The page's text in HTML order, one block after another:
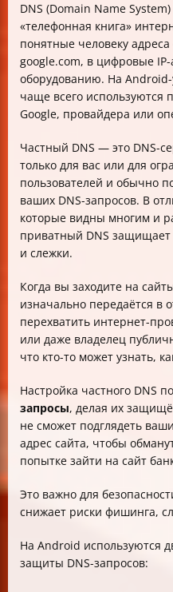
DNS (Domain Name
«телефонная книга»
понятные человеку
google.com, в цифровые
оборудованию. На
чаще всего используются
Google, провайдера или
Частный DNS — это DNS-
только для вас или для
пользователей и обычно
ваших DNS-запросов. В
которые видны многим и
приватный DNS
и слежки.
Когда вы заходите на
изначально передаётся в
перехватить интернет-
или даже владелец
что кто-то может узнать,
Настройка частного DNS
запросы, делая их
не сможет подглядеть
адрес сайта, чтобы
попытке зайти на сайт
Это важно для
снижает риски фишинга,
На Android используются
защиты DNS-запросов: